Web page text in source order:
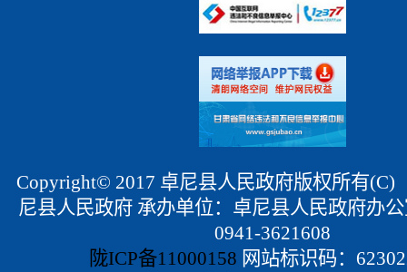
Copyright© 2017 卓尼县人民政府版权所有
尼县人民政府 承办单位：卓尼县人民政府办
0941-3621608
陇ICP备11000158 网站标识码：